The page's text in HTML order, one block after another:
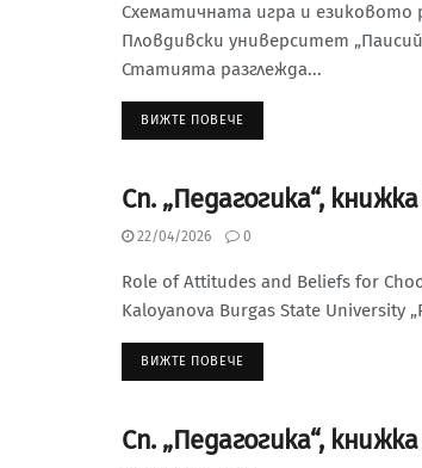
Схематичната игра и
Пловдивски университет
Статията разглежда...
ВИЖТЕ ПОВЕЧЕ
СЪДЪРЖАНИЕ НА СП. „ПЕДАГОГИКА“,
Сп. „Педагогика“,
22/04/2026 0
Role of Attitudes and Beliefs for
Kaloyanova Burgas State University
ВИЖТЕ ПОВЕЧЕ
СЪДЪРЖАНИЕ НА СП. „ПЕДАГОГИКА“,
Сп. „Педагогика“,